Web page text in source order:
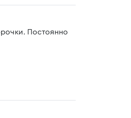
Постоянно